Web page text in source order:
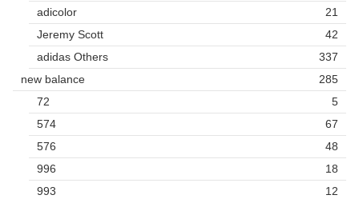
adicolor
21
Jeremy Scott
42
adidas Others
337
new balance
285
72
5
574
67
576
48
996
18
993
12